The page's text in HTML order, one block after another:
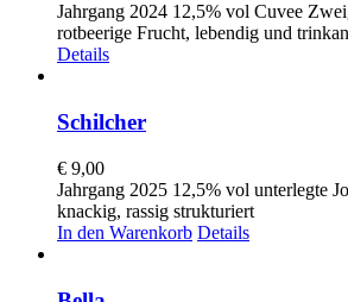
Jahrgang 2024 12,5% vol Cuvee
rotbeerige Frucht, lebendig und
Details
Schilcher
€ 9,00
Jahrgang 2025 12,5% vol unterlegte
knackig, rassig strukturiert
In den Warenkorb Details